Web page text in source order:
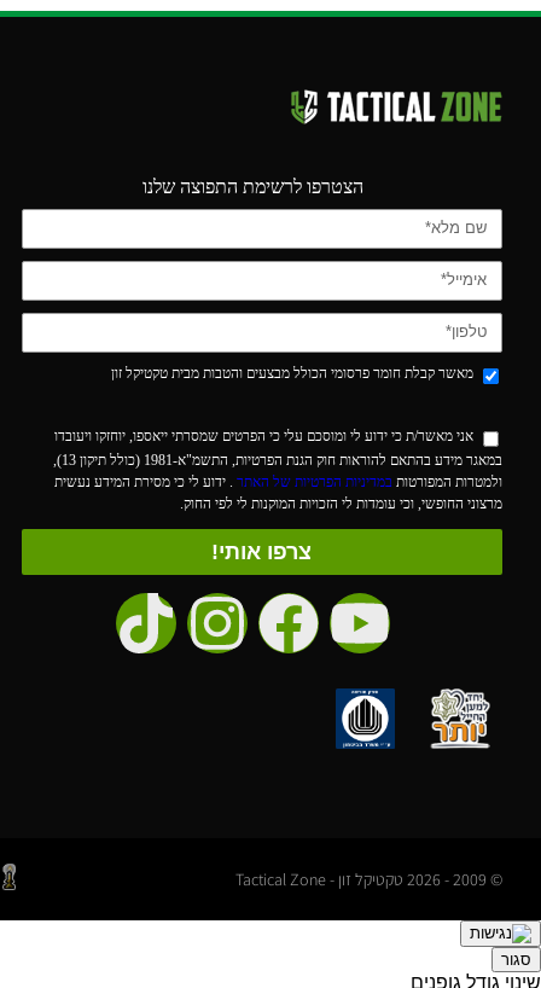
הצטרפו לרשימת התפוצה שלנו
מאשר קבלת חומר פרסומי הכולל מבצעים והטבות מבית טקטיקל זון
אני מאשר/ת כי ידוע לי ומוסכם עלי כי הפרטים שמסרתי ייאספו, יוחזקו ויעובדו
במאגר מידע בהתאם להוראות חוק הגנת הפרטיות, התשמ"א-1981 (כולל תיקון 13),
ולמטרות המפורטות במדיניות הפרטיות של האתר
. ידוע לי כי מסירת המידע נעשית
מרצוני החופשי, וכי עומדות לי הזכויות המוקנות לי לפי החוק.
צרפו אותי!
© 2009 - 2026 טקטיקל זון - Tactical Zone
סגור
שינוי גודל גופנים